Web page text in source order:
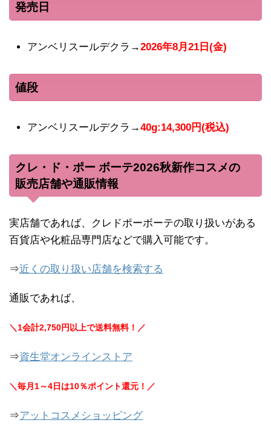
発売日
アンベリスールデクラ→2026年8月21日(金)
値段
アンベリスールデクラ→40g:14,300円(税込)
クレ・ド・ポー ボーテ2026秋新作コスメの
販売店舗や通販情報
実店舗であれば、クレドポーボーテの取り扱いがある
百貨店や化粧品専門店などで購入可能です。
⇒近くの取り扱い店舗を検索する
通販であれば、
＼1会計2,750円以上で送料無料！／
⇒資生堂オンラインストア
＼毎月1～4日は10％ポイント還元！／
⇒アットコスメショッピング